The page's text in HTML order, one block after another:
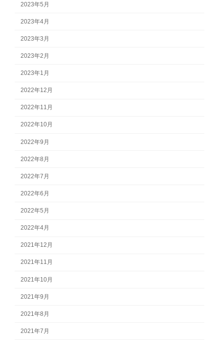
2023年5月
2023年4月
2023年3月
2023年2月
2023年1月
2022年12月
2022年11月
2022年10月
2022年9月
2022年8月
2022年7月
2022年6月
2022年5月
2022年4月
2021年12月
2021年11月
2021年10月
2021年9月
2021年8月
2021年7月